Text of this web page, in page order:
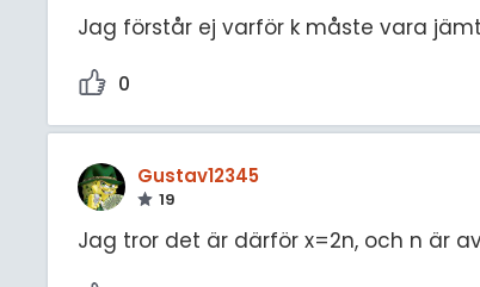
Jag förstår ej varför k måste vara
0
Gustav12345
19
Jag tror det är därför x=2n, och n är